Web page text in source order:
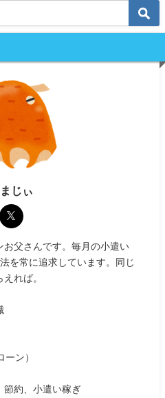
じぃ
父さんです。毎月の小遣い
を常に追求しています。同じ
れば。
ーン）
節約、小遣い稼ぎ